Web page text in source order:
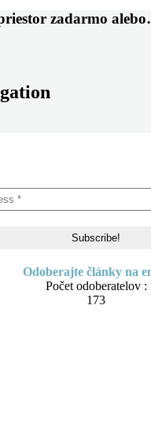
zadarmo
Odoberajte články na
Počet odoberatelov :
173